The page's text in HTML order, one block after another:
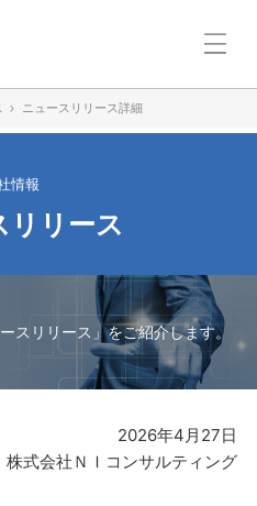
ニュースリリース詳細
情報
リリース
スリリース」をご紹介します。
2026年4月27日
株式会社ＮＩコンサルティング